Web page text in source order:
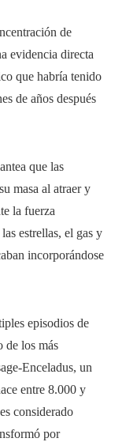
de
evidencia directa
que habría tenido
de años después
que las
masa al atraer y
la fuerza
estrellas, el gas y
incorporándose
episodios de
de los más
Enceladus, un
entre 8.000 y
considerado
por